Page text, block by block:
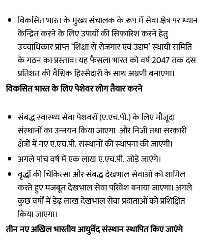
विकसित भारत के मुख्य संचालक के रूप में सेवा क्षेत्र पर ध्‍यान
केन्द्रित करने के लिए उपायों की सिफारिश करने हेतु
उच्‍चाधिकार प्राप्‍त ‘शिक्षा से रोजगार एवं उद्यम’ स्‍थायी समिति
के गठन का प्रस्‍ताव। यह फैसला भारत को वर्ष 2047 तक दस
प्रतिशत की वैश्विक हिस्‍सेदारी के साथ अग्रणी बनाएगा।
विकसित भारत के लिए पेशेवर लोग तैयार करने
संबद्ध स्‍वास्‍थ्‍य सेवा पेशवरों (ए.एच.पी.) के लिए मौजूदा
संस्‍थानों का उन्‍नयन किया जाएगा और निजी तथा सरकारी
क्षेत्रों में नए ए.एच.पी. संस्‍थानों की स्‍थापना की जाएगी।
अगले पांच वर्ष में एक लाख ए.एच.पी. जोड़े जाएंगे।
वृद्धों की चिकित्‍सा और संबद्ध देखभाल सेवाओं को शामिल
करते हुए मजबूत देखभाल सेवा परिवेश बनाया जाएगा। अगले
कुछ वर्षों में डेढ़ लाख देखभाल सेवा प्रदाताओं को प्रशिक्षित
किया जाएगा।
तीन नए अखिल भारतीय आयुर्वेद संस्‍थान स्‍थापित किए जाएंगे